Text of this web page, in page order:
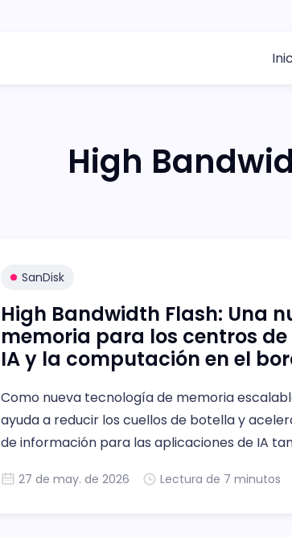
High
SanDisk
High Bandwidth Flash: Una
memoria para los centros
IA y la computación en el
Como nueva tecnología de memoria
ayuda a reducir los cuellos de botella y
de información para las aplicaciones de IA
27 de may. de 2026 Lectura de 7 minutos